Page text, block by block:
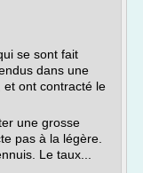
se sont fait
dans une
ont contracté le
une grosse
pas à la légère.
Le taux...